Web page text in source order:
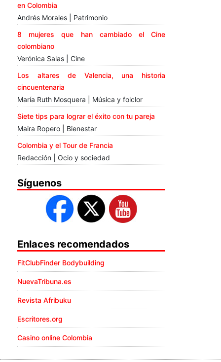
en Colombia
Andrés Morales | Patrimonio
8 mujeres que han cambiado el Cine
colombiano
Verónica Salas | Cine
Los altares de Valencia, una historia
cincuentenaria
María Ruth Mosquera | Música y folclor
Siete tips para lograr el éxito con tu pareja
Maira Ropero | Bienestar
Colombia y el Tour de Francia
Redacción | Ocio y sociedad
Síguenos
Enlaces recomendados
FitClubFinder Bodybuilding
NuevaTribuna.es
Revista Afribuku
Escritores.org
Casino online Colombia